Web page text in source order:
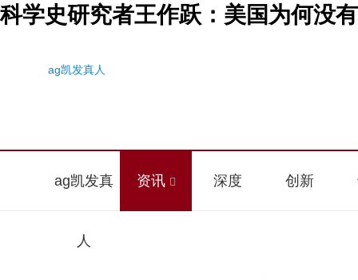
科学史研究者王作跃：美国为何没
ag凯发真人
ag凯发真
人
资讯 深度 创新